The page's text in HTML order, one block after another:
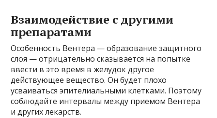
Взаимодействие с другими
препаратами
Особенность Вентера — образование защитного
слоя — отрицательно сказывается на попытке
ввести в это время в желудок другое
действующее вещество. Он будет плохо
усваиваться эпителиальными клетками. Поэтому
соблюдайте интервалы между приемом Вентера
и других лекарств.